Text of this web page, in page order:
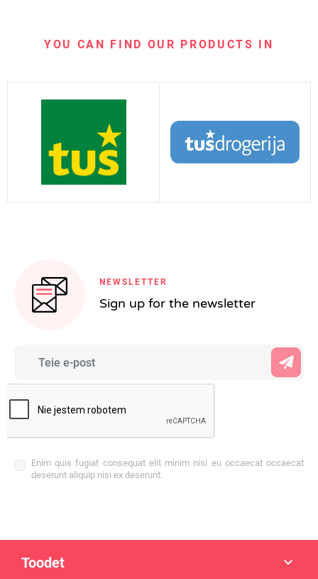
YOU CAN FIND OUR PRODUCTS IN
NEWSLETTER
Sign up for the newsletter
Enim quis fugiat consequat elit minim nisi eu occaecat occaecat
deserunt aliquip nisi ex deserunt.
Toodet 